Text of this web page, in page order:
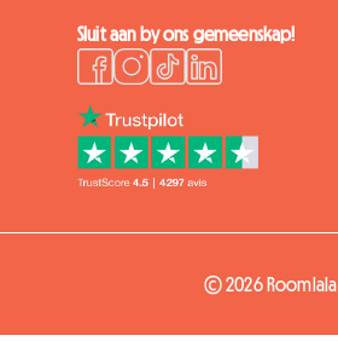
Sluit aan by ons gemeenskap!
© 2026 Roomlala